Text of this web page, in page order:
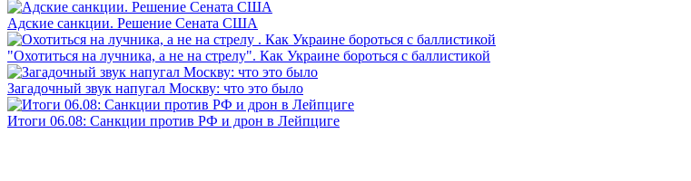
Адские санкции. Решение Сената США
"Охотиться на лучника, а не на стрелу". Как Украине бороться с баллистикой
Загадочный звук напугал Москву: что это было
Итоги 06.08: Санкции против РФ и дрон в Лейпциге